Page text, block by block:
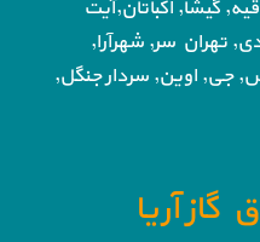
گیشا, اکباتان,آیت
تهران سر, شهرآرا,
جی, اوین, سردار جنگل,
گاز آریا